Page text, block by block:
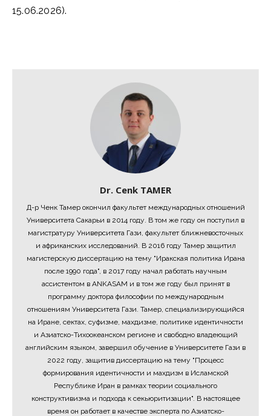
15.06.2026).
Dr. Cenk TAMER
Д-р Ченк Тамер окончил факультет международных отношений
Университета Сакарьи в 2014 году. В том же году он поступил в
магистратуру Университета Гази, факультет ближневосточных
и африканских исследований. В 2016 году Тамер защитил
магистерскую диссертацию на тему "Иракская политика Ирана
после 1990 года", в 2017 году начал работать научным
ассистентом в ANKASAM и в том же году был принят в
программу доктора философии по международным
отношениям Университета Гази. Тамер, специализирующийся
на Иране, сектах, суфизме, махдизме, политике идентичности
и Азиатско-Тихоокеанском регионе и свободно владеющий
английским языком, завершил обучение в Университете Гази в
2022 году, защитив диссертацию на тему "Процесс
формирования идентичности и махдизм в Исламской
Республике Иран в рамках теории социального
конструктивизма и подхода к секьюритизации". В настоящее
время он работает в качестве эксперта по Азиатско-